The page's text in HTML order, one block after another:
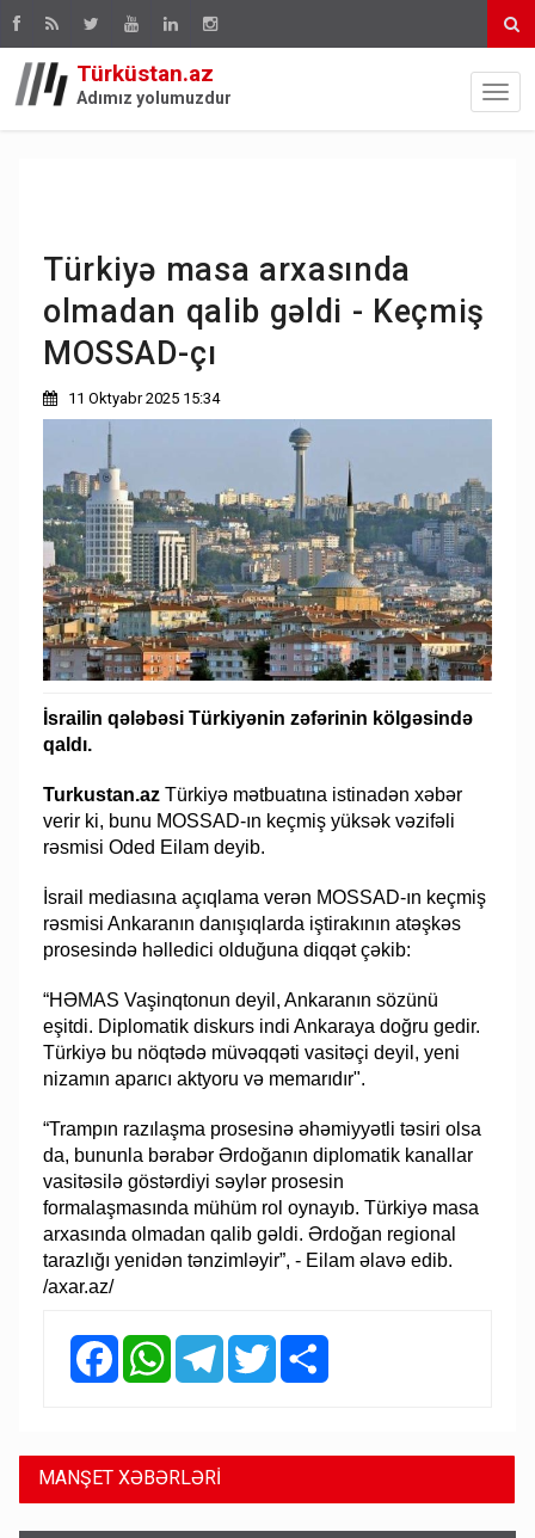
Türküstan.az
Adımız yolumuzdur
Türkiyə masa arxasında
olmadan qalib gəldi - Keçmiş
MOSSAD-çı
11 Oktyabr 2025 15:34
İsrailin qələbəsi Türkiyənin zəfərinin kölgəsində
qaldı.
Turkustan.azTürkiyə mətbuatına istinadən xəbər
verir ki, bunu MOSSAD-ın keçmiş yüksək vəzifəli
rəsmisi Oded Eilam deyib.
İsrail mediasına açıqlama verən MOSSAD-ın keçmiş
rəsmisi Ankaranın danışıqlarda iştirakının atəşkəs
prosesində həlledici olduğuna diqqət çəkib:
“HƏMAS Vaşinqtonun deyil, Ankaranın sözünü
eşitdi. Diplomatik diskurs indi Ankaraya doğru gedir.
Türkiyə bu nöqtədə müvəqqəti vasitəçi deyil, yeni
nizamın aparıcı aktyoru və memarıdır".
“Trampın razılaşma prosesinə əhəmiyyətli təsiri olsa
da, bununla bərabər Ərdoğanın diplomatik kanallar
vasitəsilə göstərdiyi səylər prosesin
formalaşmasında mühüm rol oynayıb. Türkiyə masa
arxasında olmadan qalib gəldi. Ərdoğan regional
tarazlığı yenidən tənzimləyir”, - Eilam əlavə edib.
/axar.az/
FacebookWhatsAppTelegramTwitter
MANŞET XƏBƏRLƏRİ